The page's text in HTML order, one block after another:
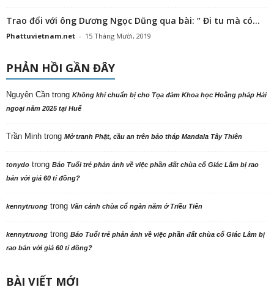
Trao đổi với ông Dương Ngọc Dũng qua bài: “ Đi tu mà có...
Phattuvietnam.net - 15 Tháng Mười, 2019
PHẢN HỒI GẦN ĐÂY
Nguyên Cần trong Không khí chuẩn bị cho Tọa đàm Khoa học Hoằng pháp Hải
ngoại năm 2025 tại Huế
Trần Minh trong Mở tranh Phật, cầu an trên bảo tháp Mandala Tây Thiên
tonydo trong Báo Tuổi trẻ phản ảnh về việc phần đất chùa cổ Giác Lâm bị rao
bán với giá 60 tỉ đồng?
kennytruong trong Vãn cảnh chùa cổ ngàn năm ở Triều Tiên
kennytruong trong Báo Tuổi trẻ phản ảnh về việc phần đất chùa cổ Giác Lâm bị
rao bán với giá 60 tỉ đồng?
BÀI VIẾT MỚI